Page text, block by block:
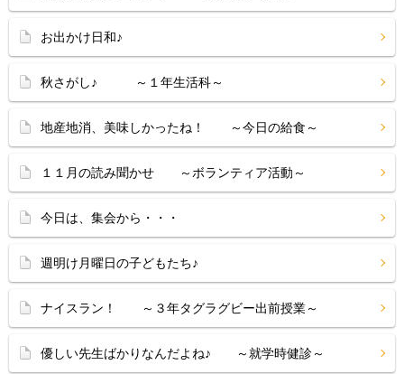
お出かけ日和♪
秋さがし♪ ～１年生活科～
地産地消、美味しかったね！ ～今日の給食～
１１月の読み聞かせ ～ボランティア活動～
今日は、集会から・・・
週明け月曜日の子どもたち♪
ナイスラン！ ～３年タグラグビー出前授業～
優しい先生ばかりなんだよね♪ ～就学時健診～